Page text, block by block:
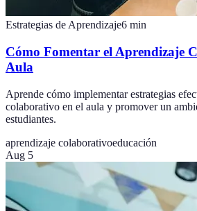
Estrategias de Aprendizaje6 min
Cómo Fomentar el Aprendizaje
Aula
Aprende cómo implementar estrategias
colaborativo en el aula y promover un
estudiantes.
aprendizaje colaborativoeducación
Aug 5